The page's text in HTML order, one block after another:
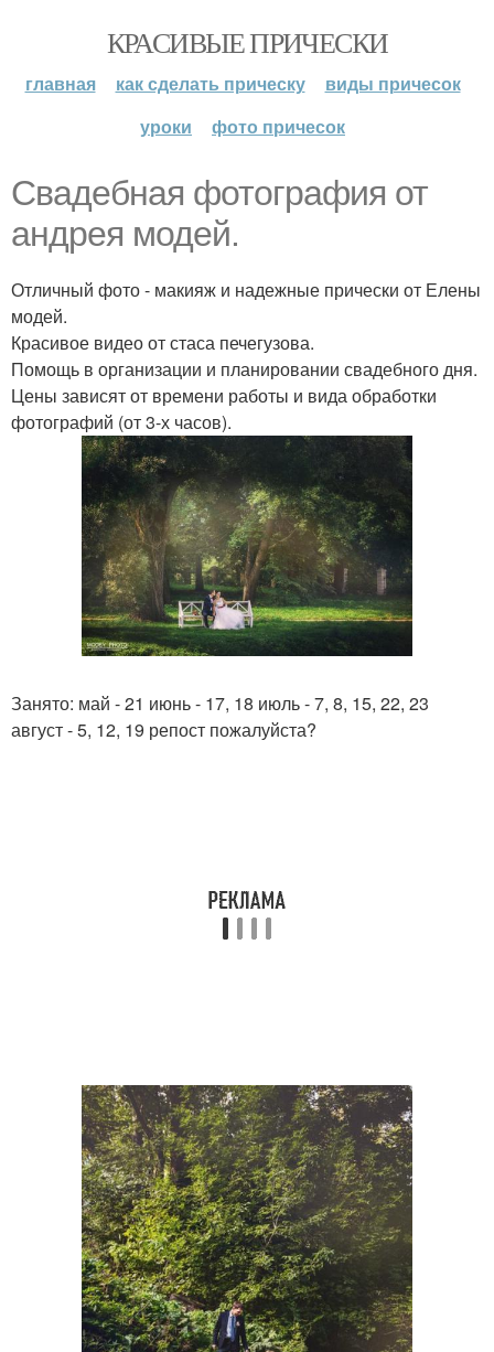
КРАСИВЫЕ ПРИЧЕСКИ
главная как сделать прическу
виды причесок
уроки
фото причесок
Свадебная фотография от
андрея модей.
Отличный фото - макияж и надежные прически от Елены
модей.
Красивое видео от стаса печегузова.
Помощь в организации и планировании свадебного дня.
Цены зависят от времени работы и вида обработки
фотографий (от 3-х часов).
Занято: май - 21 июнь - 17, 18 июль - 7, 8, 15, 22, 23
август - 5, 12, 19 репост пожалуйста?